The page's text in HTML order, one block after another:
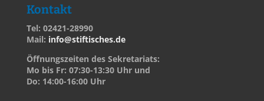
Kontakt
Tel: 02421-28990
Mail: info@stiftisches.de
Öffnungszeiten des Sekretariats:
Mo bis Fr: 07:30-13:30 Uhr und
Do: 14:00-16:00 Uhr